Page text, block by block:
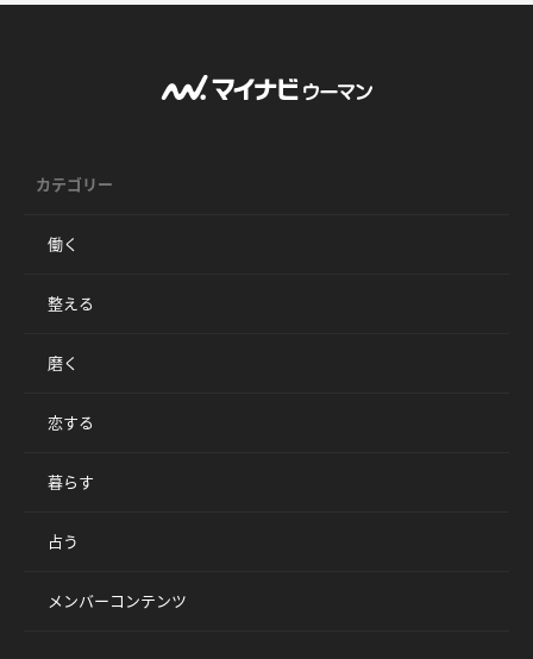
カテゴリー
働く
整える
磨く
恋する
暮らす
占う
メンバーコンテンツ